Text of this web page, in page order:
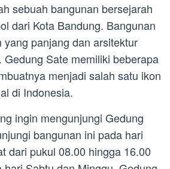
sebuah bangunan bersejarah
dari Kota Bandung. Bangunan
yang panjang dan arsitektur
Sate memiliki beberapa
menjadi salah satu ikon
di Indonesia.
ingin mengunjungi Gedung
bangunan ini pada hari
dari pukul 08.00 hingga 16.00